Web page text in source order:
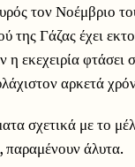
τον Νοέμβριο
της Γάζας έχει
εκεχειρία φτάσει
αρκετά
σχετικά με το
παραμένουν άλυτα.